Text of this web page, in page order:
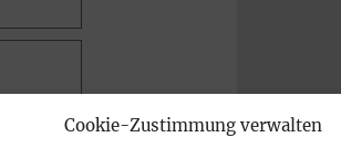
Cookie-Zustimmung verwalten